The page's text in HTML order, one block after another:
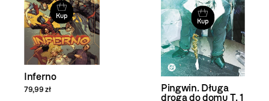
Kup
Inferno
79,99 zł
Kup
Pingwin. Długa
droga do domu T. 1